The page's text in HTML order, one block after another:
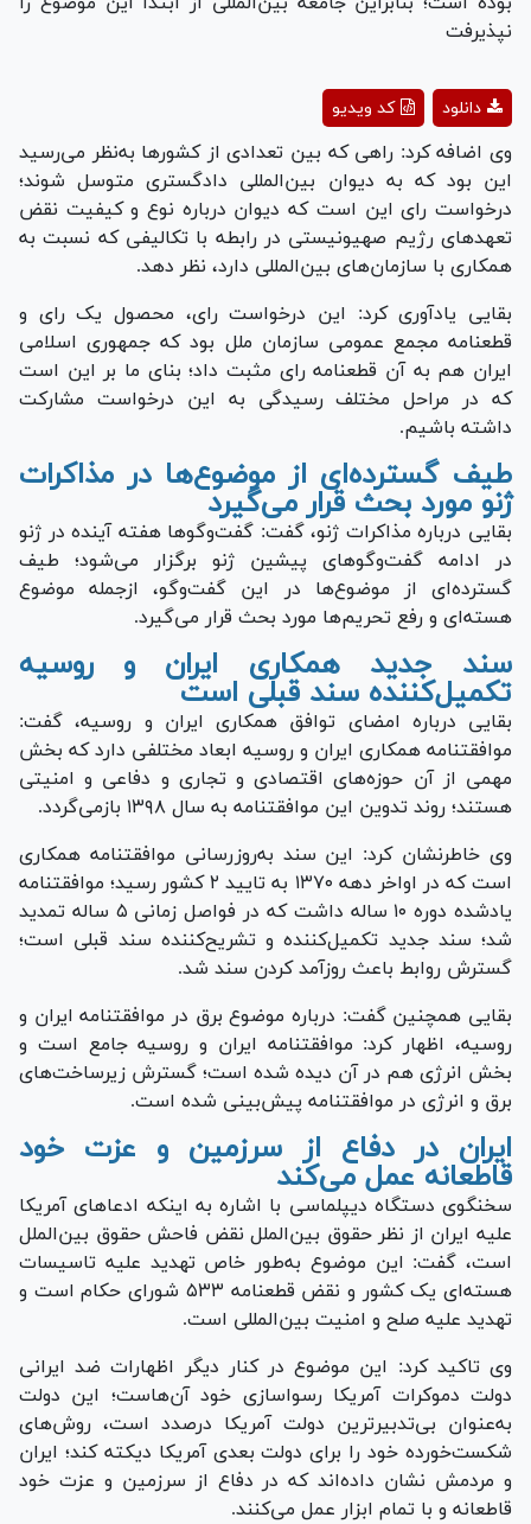
نپذیرفت
Play
Video
کد ویدیو دانلود
وی اضافه کرد: راهی که بین تعدادی از کشور‌ها به‌نظر می‌رسید
این بود که به دیوان بین‌المللی دادگستری متوسل شوند؛
درخواست رای این است که دیوان درباره نوع و کیفیت نقض
تعهدهای رژیم صهیونیستی در رابطه با تکالیفی که نسبت به
همکاری با سازمان‌های بین‌المللی دارد، نظر دهد.
بقایی یادآوری کرد: این درخواست رای، محصول یک رای و
قطعنامه مجمع عمومی سازمان ملل بود که جمهوری اسلامی
ایران هم به آن قطعنامه رای مثبت داد؛ بنای ما بر این است
که در مراحل مختلف رسیدگی به این درخواست مشارکت
داشته باشیم.
طیف گسترده‌ای از موضوع‌ها در مذاکرات
ژنو مورد بحث قرار می‌گیرد
بقایی درباره مذاکرات ژنو، گفت: گفت‌وگو‌ها هفته آینده در ژنو
در ادامه گفت‌وگو‌های پیشین ژنو برگزار می‌شود؛ طیف
گسترده‌ای از موضوع‌ها در این گفت‌وگو، ازجمله موضوع
هسته‌ای و رفع تحریم‌ها مورد بحث قرار می‌گیرد.
سند جدید همکاری ایران و روسیه
تکمیل‌کننده سند قبلی است
بقایی درباره امضای توافق همکاری ایران و روسیه، گفت:
موافقتنامه همکاری ایران و روسیه ابعاد مختلفی دارد که بخش
مهمی از آن حوزه‌های اقتصادی و تجاری و دفاعی و امنیتی
هستند؛ روند تدوین این موافقتنامه به سال ۱۳۹۸ بازمی‌گردد.
وی خاطرنشان کرد: این سند به‌روزرسانی موافقتنامه همکاری
است که در اواخر دهه ۱۳۷۰ به تایید ۲ کشور رسید؛ موافقتنامه
یادشده دوره ۱۰ ساله داشت که در فواصل زمانی ۵ ساله تمدید
شد؛ سند جدید تکمیل‌کننده و تشریح‌کننده سند قبلی است؛
گسترش روابط باعث روزآمد کردن سند شد.
بقایی همچنین گفت: درباره موضوع برق در موافقتنامه ایران و
روسیه، اظهار کرد: موافقتنامه ایران و روسیه جامع است و
بخش انرژی هم در آن دیده شده است؛ گسترش زیرساخت‌های
برق و انرژی در موافقتنامه پیش‌بینی شده است.
ایران در دفاع از سرزمین و عزت خود
قاطعانه عمل می‌کند
سخنگوی دستگاه دیپلماسی با اشاره به اینکه ادعا‌های آمریکا
علیه ایران از نظر حقوق بین‌الملل نقض فاحش حقوق بین‌الملل
است، گفت: این موضوع به‌طور خاص تهدید علیه تاسیسات
هسته‌ای یک کشور و نقض قطعنامه ۵۳۳ شورای حکام است و
تهدید علیه صلح و امنیت بین‌المللی است.
وی تاکید کرد: این موضوع در کنار دیگر اظهارات ضد ایرانی
دولت دموکرات آمریکا رسواسازی خود آن‌هاست؛ این دولت
به‌عنوان بی‌تدبیرترین دولت آمریکا درصدد است، روش‌های
شکست‌خورده خود را برای دولت بعدی آمریکا دیکته کند؛ ایران
و مردمش نشان داده‌اند که در دفاع از سرزمین و عزت خود
قاطعانه و با تمام ابزار عمل می‌کنند.